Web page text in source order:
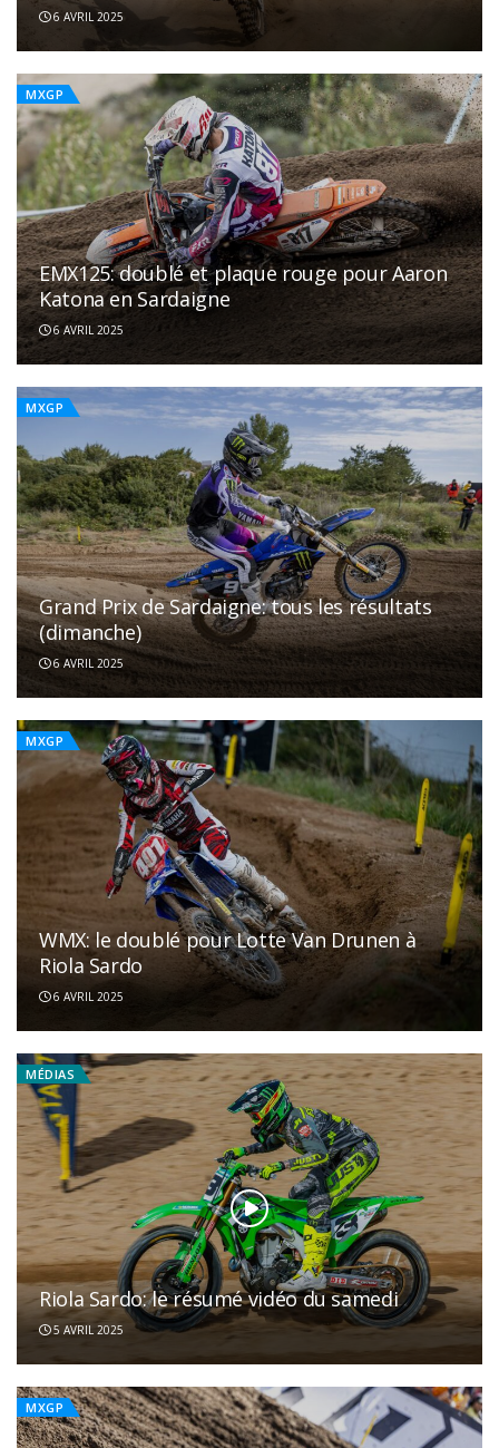
6 AVRIL 2025
MXGP
EMX125: doublé et plaque rouge pour Aaron
Katona en Sardaigne
6 AVRIL 2025
MXGP
Grand Prix de Sardaigne: tous les résultats
(dimanche)
6 AVRIL 2025
MXGP
WMX: le doublé pour Lotte Van Drunen à
Riola Sardo
6 AVRIL 2025
MÉDIAS
Riola Sardo: le résumé vidéo du samedi
5 AVRIL 2025
MXGP